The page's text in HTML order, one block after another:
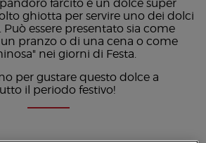
farcito è un dolce super
ghiotta per servire uno dei dolci
essere presentato sia come
pranzo o di una cena o come
nei giorni di Festa.
per gustare questo dolce a
il periodo festivo!